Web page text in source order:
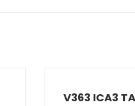
V363 ICA3